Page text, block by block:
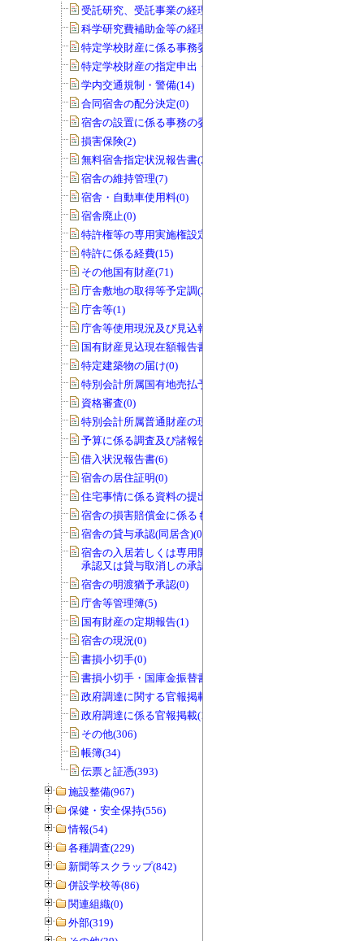
受託研究、受託事業の経理(12)
科学研究費補助金等の経理(5)
特定学校財産に係る事務委任の承認(0)
特定学校財産の指定申出・協議(0)
学内交通規制・警備(14)
合同宿舎の配分決定(0)
宿舎の設置に係る事務の委任(0)
損害保険(2)
無料宿舎指定状況報告書(2)
宿舎の維持管理(7)
宿舎・自動車使用料(0)
宿舎廃止(0)
特許権等の専用実施権設定(22)
特許に係る経費(15)
その他国有財産(71)
庁舎敷地の取得等予定調(22)
庁舎等(1)
庁舎等使用現況及び見込報告書(0)
国有財産見込現在額報告書(1)
特定建築物の届け(0)
特別会計所属国有地売払予定調(0)
資格審査(0)
特別会計所属普通財産の現況調査(0)
予算に係る調査及び諸報告(286)
借入状況報告書(6)
宿舎の居住証明(0)
住宅事情に係る資料の提出(3)
宿舎の損害賠償金に係るもの(0)
宿舎の貸与承認(同居含)(0)
宿舎の入居若しくは専用開始の延期の
承認又は貸与取消しの承認(0)
宿舎の明渡猶予承認(0)
庁舎等管理簿(5)
国有財産の定期報告(1)
宿舎の現況(0)
書損小切手(0)
書損小切手・国庫金振替書(0)
政府調達に関する官報掲載(0)
政府調達に係る官報掲載(1)
その他(306)
帳簿(34)
伝票と証憑(393)
施設整備(967)
保健・安全保持(556)
情報(54)
各種調査(229)
新聞等スクラップ(842)
併設学校等(86)
関連組織(0)
外部(319)